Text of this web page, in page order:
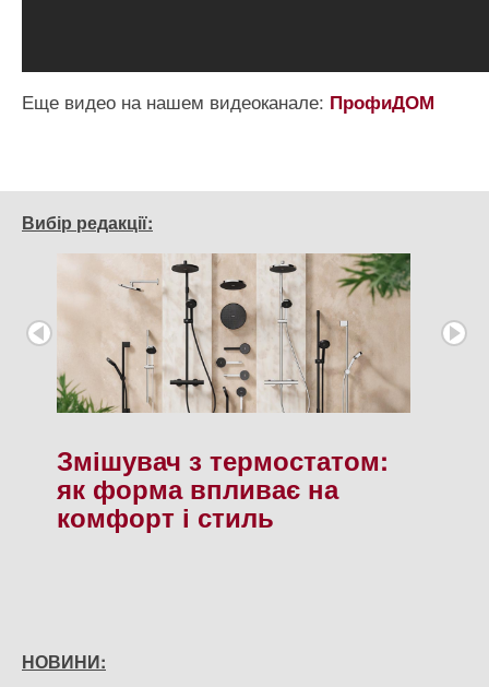
Еще видео на нашем видеоканале: ПрофиДОМ
Вибір редакції:
Змішувач з термостатом:
як форма впливає на
комфорт і стиль
НОВИНИ: